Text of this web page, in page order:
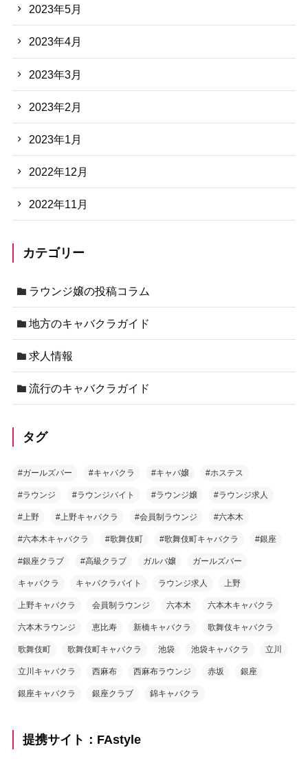
2023年5月
2023年4月
2023年3月
2023年2月
2023年1月
2022年12月
2022年11月
カテゴリー
ラウンジ嬢の投稿コラム
地方のキャバクラガイド
求人情報
流行のキャバクラガイド
タグ
#ガールズバー #キャバクラ #キャバ嬢 #ホステス
#ラウンジ #ラウンジバイト #ラウンジ嬢 #ラウンジ求人
#上野 #上野キャバクラ #会員制ラウンジ #六本木
#六本木キャバクラ #歌舞伎町 #歌舞伎町キャバクラ #銀座
#銀座クラブ #高級クラブ ガルバ嬢 ガールズバー
キャバクラ キャバクラバイト ラウンジ求人 上野
上野キャバクラ 会員制ラウンジ 六本木 六本木キャバクラ
六本木ラウンジ 恵比寿 新橋キャバクラ 歌舞伎キャバクラ
歌舞伎町 歌舞伎町キャバクラ 池袋 池袋キャバクラ 立川
立川キャバクラ 西麻布 西麻布ラウンジ 赤坂 銀座
銀座キャバクラ 銀座クラブ 錦キャバクラ
提携サイト：FAstyle